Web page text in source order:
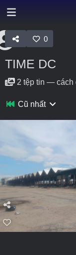
0
TIME DC
2 tệp tin — cách
Cũ nhất